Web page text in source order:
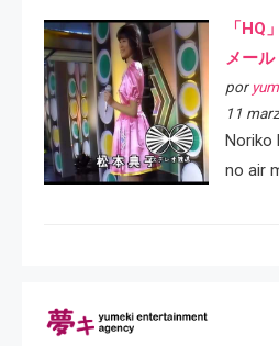
「HQ
メー
por
11
no air